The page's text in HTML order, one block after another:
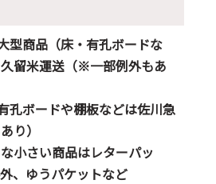
型商品（床・有孔ボードな
留米運送（※一部例外もあ
孔ボードや棚板などは佐川急
り）
小さい商品はレターパッ
、ゆうパケットなど